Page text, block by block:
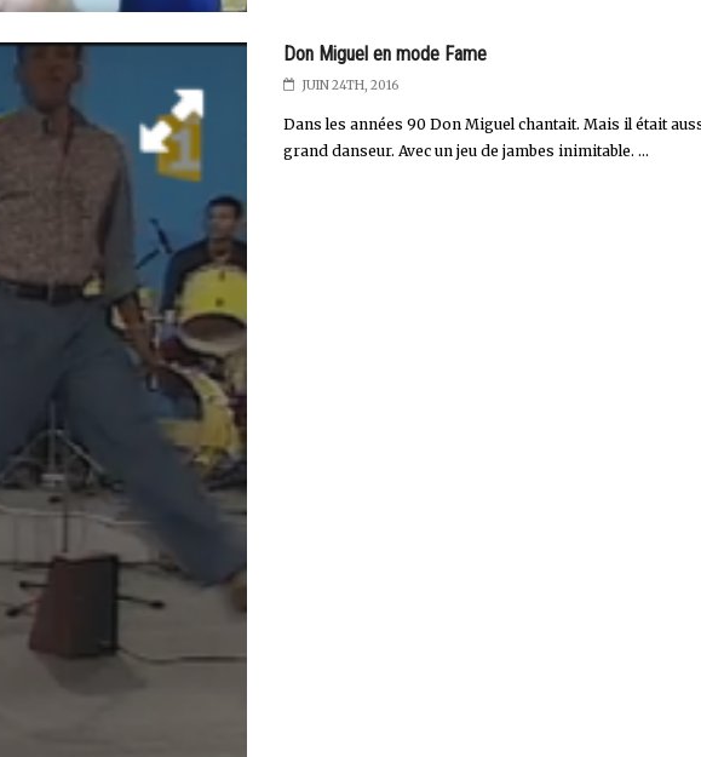
Don Miguel en mode Fame
JUIN 24TH, 2016
Dans les années 90 Don Miguel chantait. Mais il était
grand danseur. Avec un jeu de jambes inimitable. ...